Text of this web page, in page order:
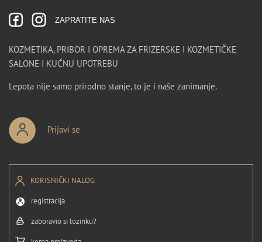
ZAPRATITE NAS
KOZMETIKA, PRIBOR I OPREMA ZA FRIZERSKE I KOZMETIČKE
SALONE I KUĆNU UPOTREBU
Lepota nije samo prirodno stanje, to je i naše zanimanje.
Prijavi se
KORISNIČKI NALOG
registracija
zaboravio si lozinku?